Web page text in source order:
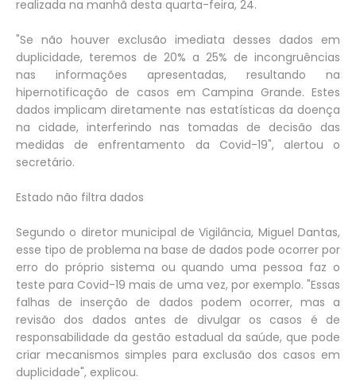
realizada na manhã desta quarta-feira, 24.
"Se não houver exclusão imediata desses dados em
duplicidade, teremos de 20% a 25% de incongruências
nas informações apresentadas, resultando na
hipernotificação de casos em Campina Grande. Estes
dados implicam diretamente nas estatísticas da doença
na cidade, interferindo nas tomadas de decisão das
medidas de enfrentamento da Covid-19", alertou o
secretário.
Estado não filtra dados
Segundo o diretor municipal de Vigilância, Miguel Dantas,
esse tipo de problema na base de dados pode ocorrer por
erro do próprio sistema ou quando uma pessoa faz o
teste para Covid-19 mais de uma vez, por exemplo. "Essas
falhas de inserção de dados podem ocorrer, mas a
revisão dos dados antes de divulgar os casos é de
responsabilidade da gestão estadual da saúde, que pode
criar mecanismos simples para exclusão dos casos em
duplicidade", explicou.